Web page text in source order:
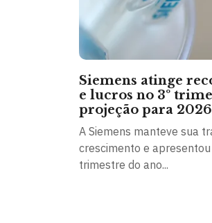
Siemens atinge
e lucros no 3º
projeção para 2026
A Siemens manteve sua
crescimento e
trimestre do ano...